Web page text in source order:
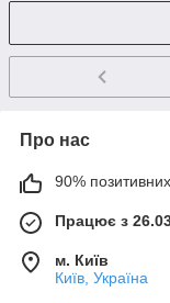
Про нас
90% позитивних
Працює з
м. Київ
Київ, Україна